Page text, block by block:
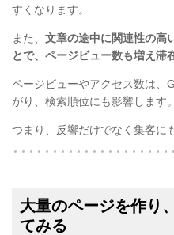
すくなります。
また、 文章の途中に関連性の高
とで、ページビュー数も増え滞
ページビューやアクセス数は、
がり、検索順位にも影響します。
つまり、反響だけでなく集客に
大量のページを作り
てみる